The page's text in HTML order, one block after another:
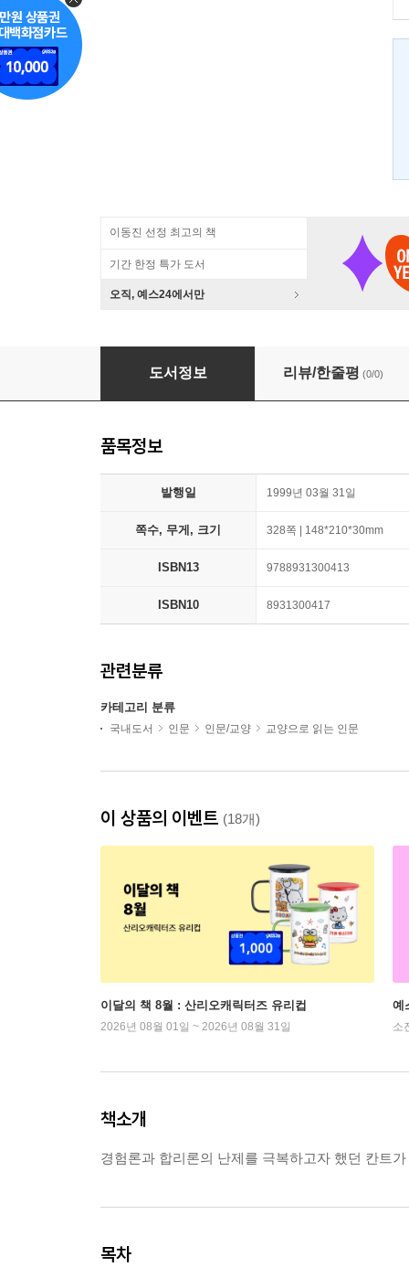
이동진 선정 최고의 책
기간 한정 특가 도서
오직, 예스24에서만
칸트의 활동이론
도서정보 리뷰/한줄평 (0/0)
품목정보
발행일 1999년 03월 31일
쪽수, 무게, 크기 328쪽 | 148*210*30mm
ISBN13 9788931300413
ISBN10 8931300417
관련분류
카테고리 분류
국내도서 인문 인문/교양 교양으로 읽는 인문
이 상품의 이벤트 (18개)
이달의 책 8월 : 산리오캐릭터즈 유리컵
2026년 08월 01일 ~ 2026년 08월 31일
예
소
책소개
경험론과 합리론의 난제를 극복하고자 했던 칸트
목차